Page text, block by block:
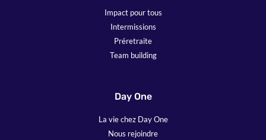
Impact pour tous
Intermissions
Préretraite
Team building
Day One
La vie chez Day One
Nous rejoindre